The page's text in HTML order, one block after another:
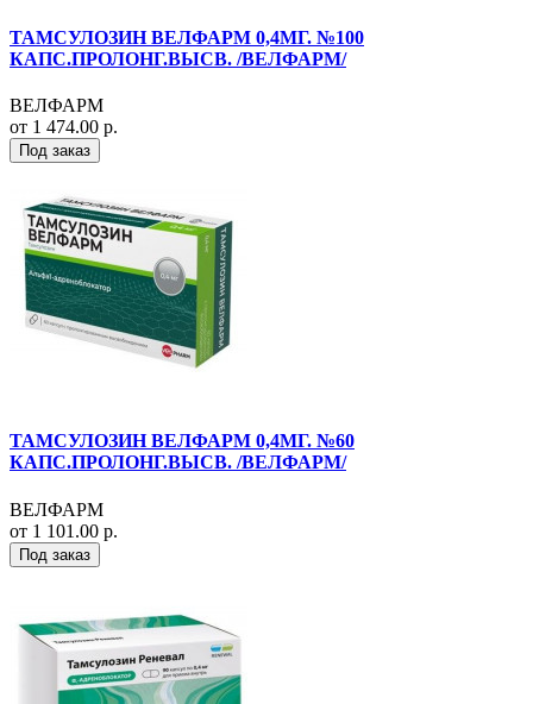
ТАМСУЛОЗИН ВЕЛФАРМ 0,4МГ. №100
КАПС.ПРОЛОНГ.ВЫСВ. /ВЕЛФАРМ/
ВЕЛФАРМ
от 1 474.00 р.
Под заказ
ТАМСУЛОЗИН ВЕЛФАРМ 0,4МГ. №60
КАПС.ПРОЛОНГ.ВЫСВ. /ВЕЛФАРМ/
ВЕЛФАРМ
от 1 101.00 р.
Под заказ